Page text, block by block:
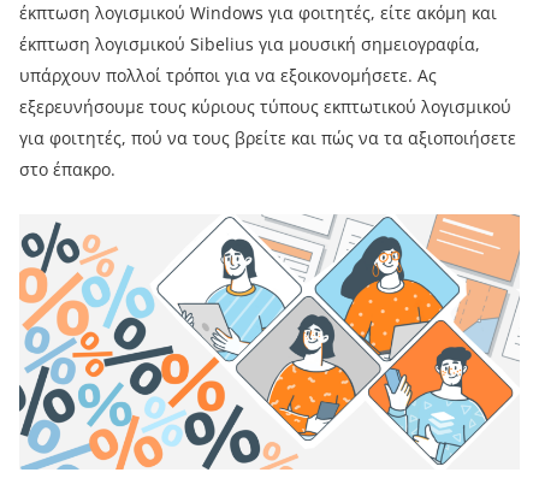
έκπτωση λογισμικού Windows για φοιτητές, είτε ακόμη και
έκπτωση λογισμικού Sibelius για μουσική σημειογραφία,
υπάρχουν πολλοί τρόποι για να εξοικονομήσετε. Ας
εξερευνήσουμε τους κύριους τύπους εκπτωτικού λογισμικού
για φοιτητές, πού να τους βρείτε και πώς να τα αξιοποιήσετε
στο έπακρο.